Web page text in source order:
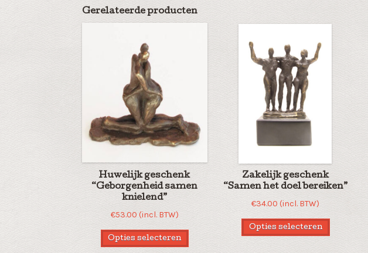
Gerelateerde producten
Huwelijk geschenk
“Geborgenheid samen
knielend”
€53.00 (incl. BTW)
Opties selecteren
Zakelijk geschenk
“Samen het doel bereiken”
€34.00 (incl. BTW)
Opties selecteren